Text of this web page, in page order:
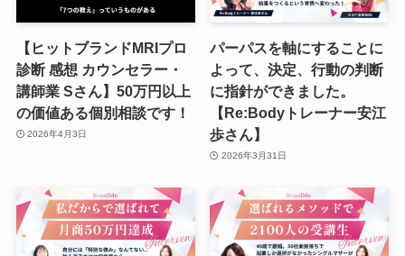
【ヒットブランドMRIプロ
診断 感想 カウンセラー・
講師業 Sさん】50万円以上
の価値ある個別相談です！
2026年4月3日
パーパスを軸にすることに
よって、決定、行動の判断
に指針ができました。
【Re:Bodyトレーナー安江
歩さん】
2026年3月31日